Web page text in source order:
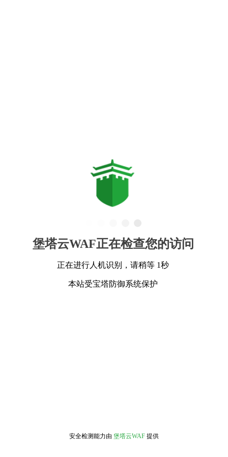
堡塔云WAF正在检查您的访问
正在进行人机识别，请稍等 1秒
本站受宝塔防御系统保护
安全检测能力由 堡塔云WAF 提供